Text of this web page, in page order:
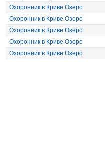
Охоронник в Криве Озеро
Охоронник в Криве Озеро
Охоронник в Криве Озеро
Охоронник в Криве Озеро
Охоронник в Криве Озеро